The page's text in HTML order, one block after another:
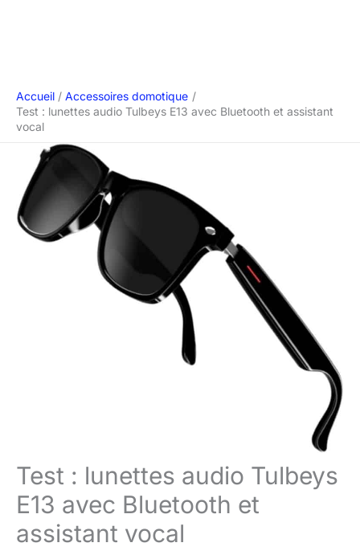
Accueil
Accessoires domotique
Test : lunettes audio Tulbeys E13 avec Bluetooth et assistant
vocal
Test : lunettes audio Tulbeys
E13 avec Bluetooth et
assistant vocal